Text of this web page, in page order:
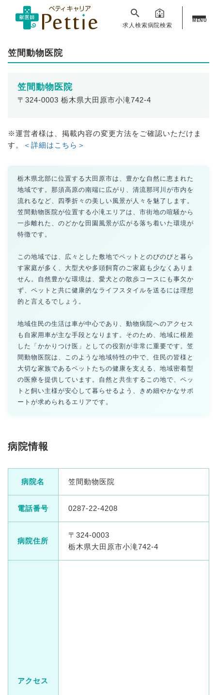
求人検索病院検索
MENU
笠間動物医院
笠間動物医院
〒324-0003 栃木県大田原市小滝742-4
※運営者様は、掲載内容の変更方法をご確認いただけま
す。
＜詳細はこちら＞
栃木県北部に位置する大田原市は、豊かな自然に恵まれた
地域です。那須高原の南端に広がり、清流那珂川が市内を
流れるなど、四季折々の美しい風景が人々を魅了します。
笠間動物医院が位置する小滝エリアは、市街地の喧騒から
一歩離れた、のどかな田園風景が広がる落ち着いた環境が
特徴です。
この地域では、広々とした敷地でペットとのびのびと暮ら
す家庭が多く、大型犬や多頭飼育のご家庭も少なくありま
せん。自然豊かな環境は、愛犬との散歩コースにも事欠か
ず、ペットと共に健康的なライフスタイルを送るには理想
的と言えるでしょう。
地域住民の生活は車が中心であり、動物病院へのアクセス
も自家用車が主な手段となります。そのため、地域に根差
した「かかりつけ医」としての役割が非常に重要です。笠
間動物医院は、このような地域特性の中で、住民の皆様と
大切な家族であるペットたちの健康を支える、地域密着型
の医療を提供しています。自然と共生するこの地で、ペッ
トと飼い主様が安心して暮らせるよう、きめ細やかなサポ
ートが求められるエリアです。
病院情報
病院名 笠間動物医院
電話番号 0287-22-4208
病院住所
〒324-0003
栃木県大田原市小滝742-4
アクセス